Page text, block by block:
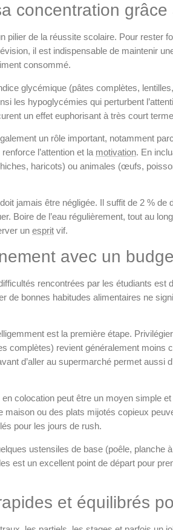
concentration grâce
pilier de la réussite scolaire. Pour rester
il est indispensable de maintenir
consommé.
glycémique (pâtes complètes,
les hypoglycémies qui perturbent
un effet euphorisant à très court
un rôle important, notamment
l’attention et la motivation. En
haricots) ou animales (œufs,
jamais être négligée. Il suffit de 2 %
Boire de l’eau régulièrement, tout au
un esprit vif.
avec un
rencontrées par les étudiants
de bonnes habitudes alimentaires ne
est la première étape.
complètes) revient généralement moins
d’aller au supermarché permet aussi
colocation peut être un moyen simple
maison ou des plats mijotés copieux
pour les jours de rush.
ustensiles de base (poêle, planche
est un excellent point de départ pour
et équilibrés